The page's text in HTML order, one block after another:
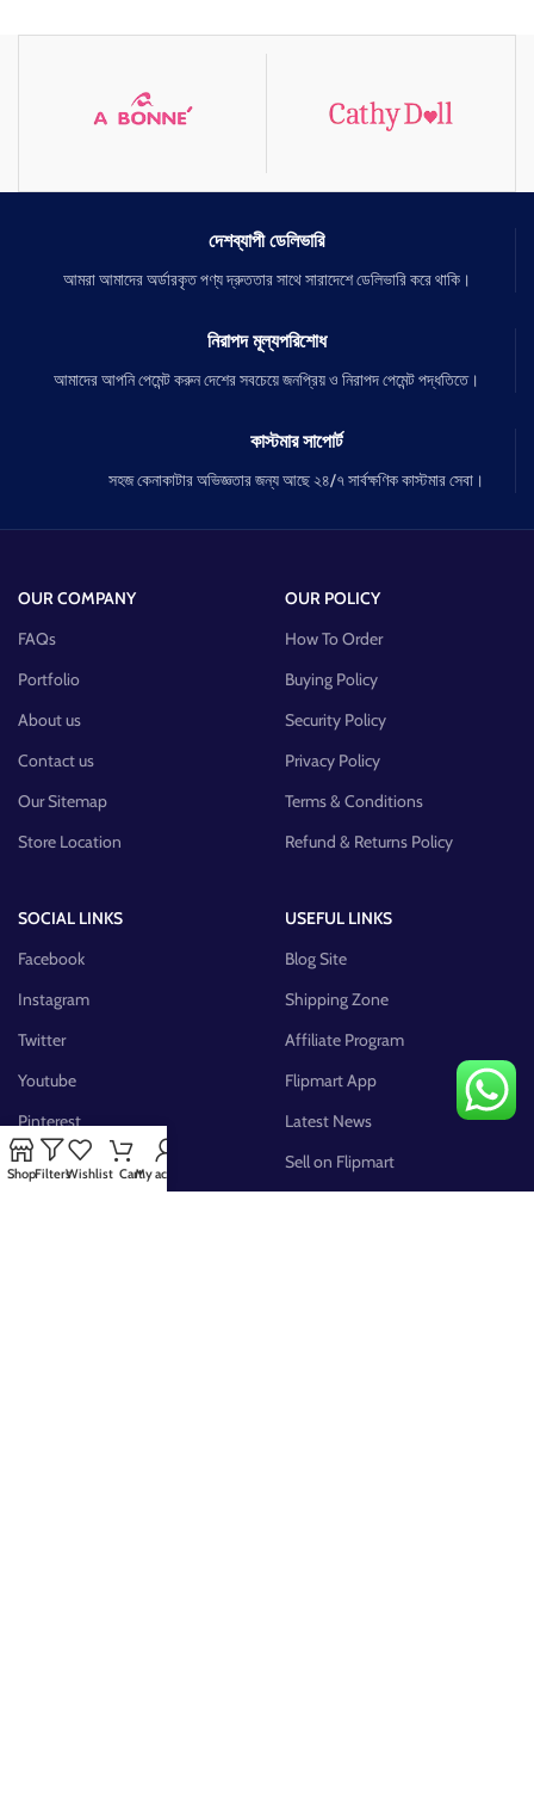
দেশব্যাপী ডেলিভারি
আমরা আমাদের অর্ডারকৃত পণ্য দ্রুততার সাথে সারাদেশে ডেলিভারি করে থাকি।
নিরাপদ মূল্যপরিশোধ
আমাদের আপনি পেমেন্ট করুন দেশের সবচেয়ে জনপ্রিয় ও নিরাপদ পেমেন্ট পদ্ধতিতে।
কাস্টমার সাপোর্ট
সহজ কেনাকাটার অভিজ্ঞতার জন্য আছে ২৪/৭ সার্বক্ষণিক কাস্টমার সেবা।
OUR COMPANY
FAQs
Portfolio
About us
Contact us
Our Sitemap
Store Location
OUR POLICY
How To Order
Buying Policy
Security Policy
Privacy Policy
Terms & Conditions
Refund & Returns Policy
SOCIAL LINKS
Facebook
Instagram
Twitter
Youtube
Pinterest
FB Group
USEFUL LINKS
Blog Site
Shipping Zone
Affiliate Program
Flipmart App
Latest News
Sell on Flipmart
ShopFiltersWishlist CartMy account